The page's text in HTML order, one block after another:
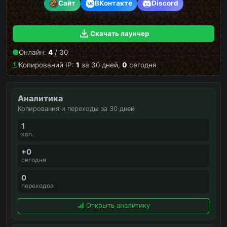
Сайт ВКонтакте Discord
Скачать лаунчер
Онлайн: 4 / 30
Копирований IP: 1 за 30 дней, 0 сегодня
Аналитика
Копирования и переходы за 30 дней
1
коп.
+0
сегодня
0
переходов
Открыть аналитику